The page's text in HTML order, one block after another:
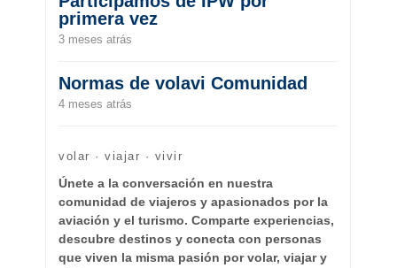
primera vez
3 meses atrás
Normas de volavi Comunidad
4 meses atrás
volar · viajar · vivir
Únete a la conversación en nuestra
comunidad de viajeros y apasionados por la
aviación y el turismo. Comparte experiencias,
descubre destinos y conecta con personas
que viven la misma pasión por volar, viajar y